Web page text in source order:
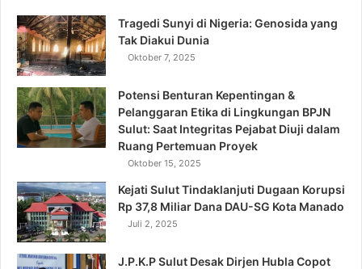
Tragedi Sunyi di Nigeria: Genosida yang
Tak Diakui Dunia
Oktober 7, 2025
Potensi Benturan Kepentingan &
Pelanggaran Etika di Lingkungan BPJN
Sulut: Saat Integritas Pejabat Diuji dalam
Ruang Pertemuan Proyek
Oktober 15, 2025
Kejati Sulut Tindaklanjuti Dugaan Korupsi
Rp 37,8 Miliar Dana DAU-SG Kota Manado
Juli 2, 2025
J.P.K.P Sulut Desak Dirjen Hubla Copot